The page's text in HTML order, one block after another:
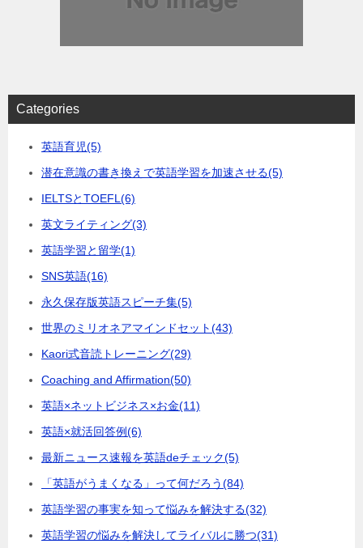
Categories
英語育児(5)
潜在意識の書き換えで英語学習を加速させる(5)
IELTSとTOEFL(6)
英文ライティング(3)
英語学習と留学(1)
SNS英語(16)
永久保存版英語スピーチ集(5)
世界のミリオネアマインドセット(43)
Kaori式音読トレーニング(29)
Coaching and Affirmation(50)
英語×ネットビジネス×お金(11)
英語×就活回答例(6)
最新ニュース速報を英語deチェック(5)
「英語がうまくなる」って何だろう(84)
英語学習の事実を知って悩みを解決する(32)
英語学習の悩みを解決してライバルに勝つ(31)